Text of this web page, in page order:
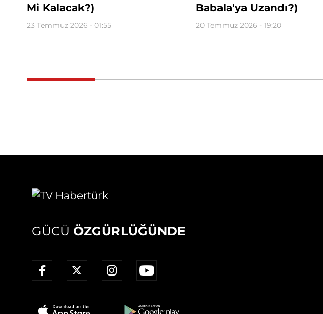
Mi Kalacak?)
23 Temmuz 2026 - 01:55
Babala'ya Uzandı?)
20 Temmuz 2026 - 19:20
GÜCÜ ÖZGÜRLÜĞÜNDE